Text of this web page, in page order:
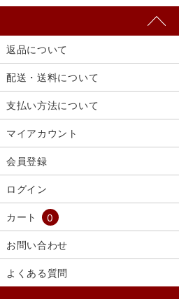
返品について
配送・送料について
支払い方法について
マイアカウント
会員登録
ログイン
カート 0
お問い合わせ
よくある質問